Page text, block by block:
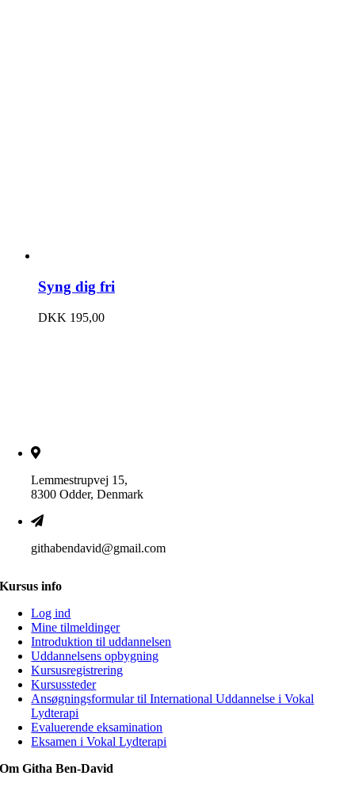
Syng dig fri
DKK 195,00
Lemmestrupvej 15,
8300 Odder, Denmark
githabendavid@gmail.com
Kursus info
Log ind
Mine tilmeldinger
Introduktion til uddannelsen
Uddannelsens opbygning
Kursusregistrering
Kursussteder
Ansøgningsformular til International Uddannelse i Vokal
Lydterapi
Evaluerende eksamination
Eksamen i Vokal Lydterapi
Om Githa Ben-David